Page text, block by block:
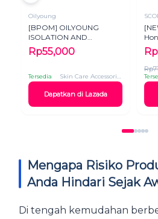
Oilyoung
[BPOM] OILYOUNG
ISOLATION AND
MOISTURIZING SPRAY
MENCERAHKAN KULIT
Rp55,000
Tersedia
Dapatkan di Lazada
Mengapa Risiko
Anda Hindari Sejak
Di tengah kemudahan